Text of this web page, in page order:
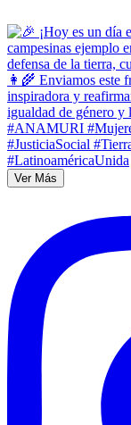
Ver Más